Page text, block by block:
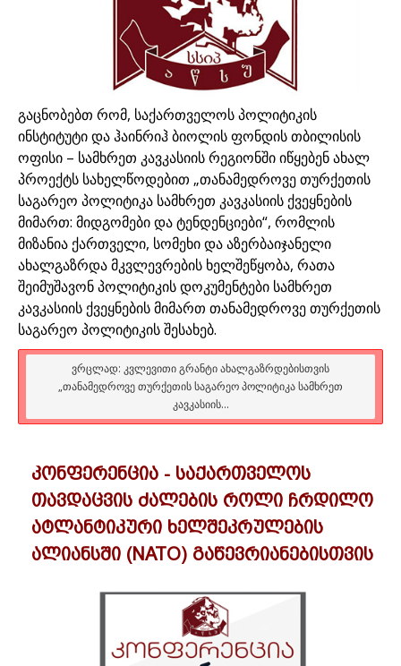
გაცნობებთ რომ, საქართველოს პოლიტიკის
ინსტიტუტი და ჰაინრიჰ ბიოლის ფონდის თბილისის
ოფისი – სამხრეთ კავკასიის რეგიონში იწყებენ ახალ
პროექტს სახელწოდებით „თანამედროვე თურქეთის
საგარეო პოლიტიკა სამხრეთ კავკასიის ქვეყნების
მიმართ: მიდგომები და ტენდენციები“, რომლის
მიზანია ქართველი, სომეხი და აზერბაიჯანელი
ახალგაზრდა მკვლევრების ხელშეწყობა, რათა
შეიმუშავონ პოლიტიკის დოკუმენტები სამხრეთ
კავკასიის ქვეყნების მიმართ თანამედროვე თურქეთის
საგარეო პოლიტიკის შესახებ.
ᲕᲠᲪᲚᲐᲓ: ᲙᲕᲚᲔᲕᲘᲗᲘ ᲒᲠᲐᲜᲢᲘ ᲐᲮᲐᲚᲒᲐᲖᲠᲓᲔᲑᲘᲡᲗᲕᲘᲡ
„ᲗᲐᲜᲐᲛᲔᲓᲠᲝᲕᲔ ᲗᲣᲠᲥᲔᲗᲘᲡ ᲡᲐᲒᲐᲠᲔᲝ ᲞᲝᲚᲘᲢᲘᲙᲐ ᲡᲐᲛᲮᲠᲔᲗ
ᲙᲐᲕᲙᲐᲡᲘᲘᲡ...
კონფერენცია - საქართველოს
თავდაცვის ძალების როლი ჩრდილო
ატლანტიკური ხელშეკრულების
ალიანსში (NATO) გაწევრიანებისთვის